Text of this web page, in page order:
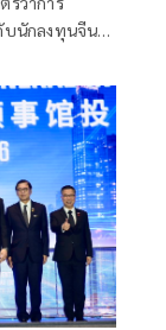
นักลงทุนจีนว่า
องรับการลงทุน